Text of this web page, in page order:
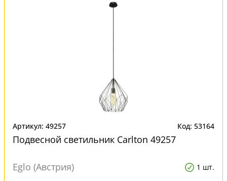
Артикул: 49257 Код: 53164
Подвесной светильник Carlton 49257
Eglo (Австрия) 1 шт.